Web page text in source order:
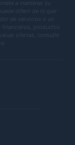
a mantener su
diferir de lo que
de servicios o un
productos
ofertas, consulte